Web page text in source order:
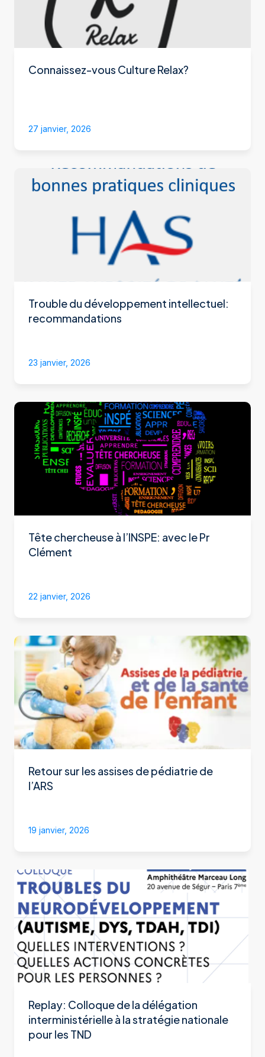
Connaissez-vous Culture Relax?
27 janvier, 2026
Trouble du développement intellectuel:
recommandations
23 janvier, 2026
Tête chercheuse à l’INSPE: avec le Pr
Clément
22 janvier, 2026
Retour sur les assises de pédiatrie de
l’ARS
19 janvier, 2026
Replay: Colloque de la délégation
interministérielle à la stratégie nationale
pour les TND